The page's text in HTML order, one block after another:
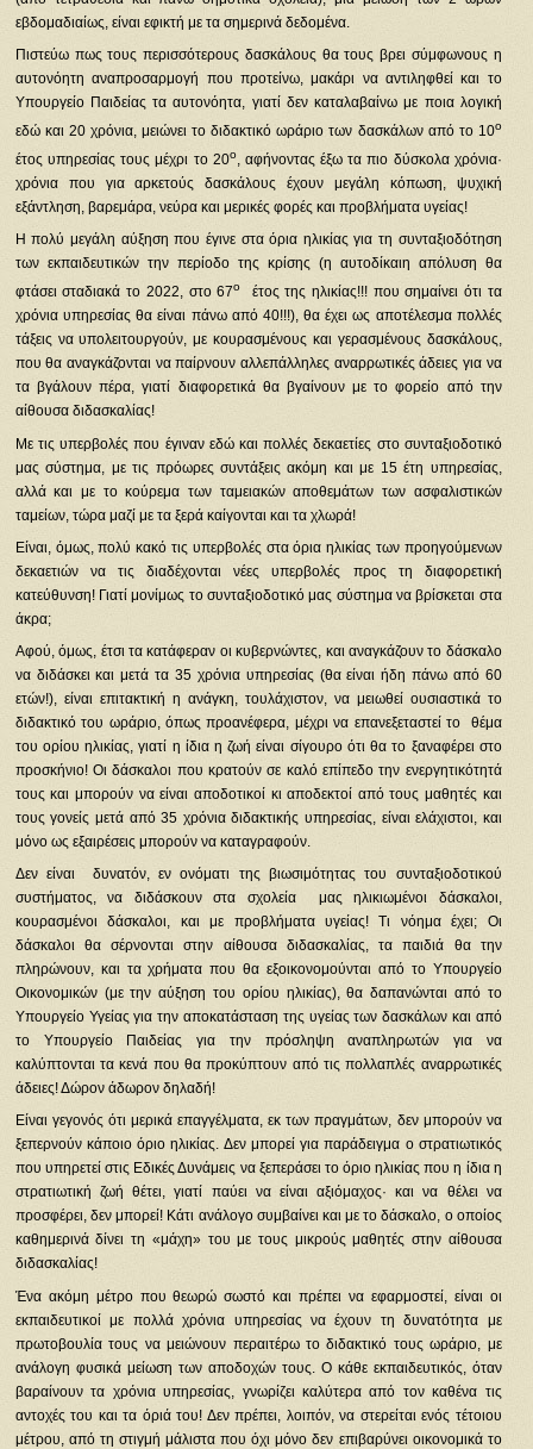
εβδομαδιαίως, είναι εφικτή με τα σημερινά δεδομένα.
Πιστεύω πως τους περισσότερους δασκάλους θα τους βρει σύμφωνους η
αυτονόητη αναπροσαρμογή που προτείνω, μακάρι να αντιληφθεί και το
Υπουργείο Παιδείας τα αυτονόητα, γιατί δεν καταλαβαίνω με ποια λογική
εδώ και 20 χρόνια, μειώνει το διδακτικό ωράριο των δασκάλων από το 10ο
έτος υπηρεσίας τους μέχρι το 20ο, αφήνοντας έξω τα πιο δύσκολα χρόνια·
χρόνια που για αρκετούς δασκάλους έχουν μεγάλη κόπωση, ψυχική
εξάντληση, βαρεμάρα, νεύρα και μερικές φορές και προβλήματα υγείας!
Η πολύ μεγάλη αύξηση που έγινε στα όρια ηλικίας για τη συνταξιοδότηση
των εκπαιδευτικών την περίοδο της κρίσης (η αυτοδίκαιη απόλυση θα
φτάσει σταδιακά το 2022, στο 67ο
έτος της ηλικίας!!! που σημαίνει ότι τα
χρόνια υπηρεσίας θα είναι πάνω από 40!!!), θα έχει ως αποτέλεσμα πολλές
τάξεις να υπολειτουργούν, με κουρασμένους και γερασμένους δασκάλους,
που θα αναγκάζονται να παίρνουν αλλεπάλληλες αναρρωτικές άδειες για να
τα βγάλουν πέρα, γιατί διαφορετικά θα βγαίνουν με το φορείο από την
αίθουσα διδασκαλίας!
Με τις υπερβολές που έγιναν εδώ και πολλές δεκαετίες στο συνταξιοδοτικό
μας σύστημα, με τις πρόωρες συντάξεις ακόμη και με 15 έτη υπηρεσίας,
αλλά και με το κούρεμα των ταμειακών αποθεμάτων των ασφαλιστικών
ταμείων, τώρα μαζί με τα ξερά καίγονται και τα χλωρά!
Είναι, όμως, πολύ κακό τις υπερβολές στα όρια ηλικίας των προηγούμενων
δεκαετιών να τις διαδέχονται νέες υπερβολές προς τη διαφορετική
κατεύθυνση! Γιατί μονίμως το συνταξιοδοτικό μας σύστημα να βρίσκεται στα
άκρα;
Αφού, όμως, έτσι τα κατάφεραν οι κυβερνώντες, και αναγκάζουν το δάσκαλο
να διδάσκει και μετά τα 35 χρόνια υπηρεσίας (θα είναι ήδη πάνω από 60
ετών!), είναι επιτακτική η ανάγκη, τουλάχιστον, να μειωθεί ουσιαστικά το
διδακτικό του ωράριο, όπως προανέφερα, μέχρι να επανεξεταστεί το θέμα
του ορίου ηλικίας, γιατί η ίδια η ζωή είναι σίγουρο ότι θα το ξαναφέρει στο
προσκήνιο! Οι δάσκαλοι που κρατούν σε καλό επίπεδο την ενεργητικότητά
τους και μπορούν να είναι αποδοτικοί κι αποδεκτοί από τους μαθητές και
τους γονείς μετά από 35 χρόνια διδακτικής υπηρεσίας, είναι ελάχιστοι, και
μόνο ως εξαιρέσεις μπορούν να καταγραφούν.
Δεν είναι δυνατόν, εν ονόματι της βιωσιμότητας του συνταξιοδοτικού
συστήματος, να διδάσκουν στα σχολεία μας ηλικιωμένοι δάσκαλοι,
κουρασμένοι δάσκαλοι, και με προβλήματα υγείας! Τι νόημα έχει; Οι
δάσκαλοι θα σέρνονται στην αίθουσα διδασκαλίας, τα παιδιά θα την
πληρώνουν, και τα χρήματα που θα εξοικονομούνται από το Υπουργείο
Οικονομικών (με την αύξηση του ορίου ηλικίας), θα δαπανώνται από το
Υπουργείο Υγείας για την αποκατάσταση της υγείας των δασκάλων και από
το Υπουργείο Παιδείας για την πρόσληψη αναπληρωτών για να
καλύπτονται τα κενά που θα προκύπτουν από τις πολλαπλές αναρρωτικές
άδειες! Δώρον άδωρον δηλαδή!
Είναι γεγονός ότι μερικά επαγγέλματα, εκ των πραγμάτων, δεν μπορούν να
ξεπερνούν κάποιο όριο ηλικίας. Δεν μπορεί για παράδειγμα ο στρατιωτικός
που υπηρετεί στις Εδικές Δυνάμεις να ξεπεράσει το όριο ηλικίας που η ίδια η
στρατιωτική ζωή θέτει, γιατί παύει να είναι αξιόμαχος· και να θέλει να
προσφέρει, δεν μπορεί! Κάτι ανάλογο συμβαίνει και με το δάσκαλο, ο οποίος
καθημερινά δίνει τη «μάχη» του με τους μικρούς μαθητές στην αίθουσα
διδασκαλίας!
Ένα ακόμη μέτρο που θεωρώ σωστό και πρέπει να εφαρμοστεί, είναι οι
εκπαιδευτικοί με πολλά χρόνια υπηρεσίας να έχουν τη δυνατότητα με
πρωτοβουλία τους να μειώνουν περαιτέρω το διδακτικό τους ωράριο, με
ανάλογη φυσικά μείωση των αποδοχών τους. Ο κάθε εκπαιδευτικός, όταν
βαραίνουν τα χρόνια υπηρεσίας, γνωρίζει καλύτερα από τον καθένα τις
αντοχές του και τα όριά του! Δεν πρέπει, λοιπόν, να στερείται ενός τέτοιου
μέτρου, από τη στιγμή μάλιστα που όχι μόνο δεν επιβαρύνει οικονομικά το